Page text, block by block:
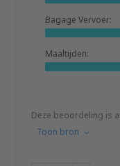
Bagage Vervoer:
Maaltijden:
Deze beoordeling is
Toon bron